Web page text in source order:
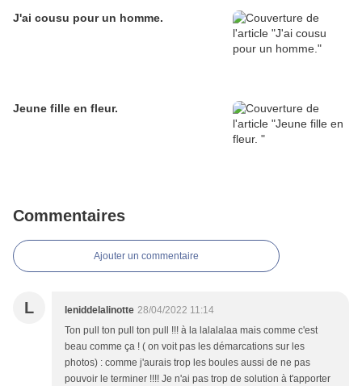
J'ai cousu pour un homme.
Jeune fille en fleur.
Commentaires
Ajouter un commentaire
L leniddelalinotte 28/04/2022 11:14
Ton pull ton pull ton pull !!! à la lalalalaa mais comme c'est
beau comme ça ! ( on voit pas les démarcations sur les
photos) : comme j'aurais trop les boules aussi de ne pas
pouvoir le terminer !!!! Je n'ai pas trop de solution à t'apporter